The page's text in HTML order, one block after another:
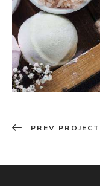
PREV PROJECT